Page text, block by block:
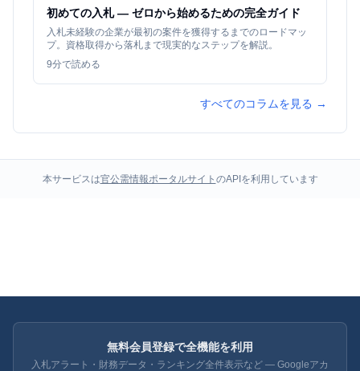
初めての入札 — ゼロから始めるための完全ガイド
入札未経験の企業が最初の案件を獲得するまでのロードマッ
プ。資格取得から落札まで現実的なステップを解説。
9分で読める
すべてのコラムを見る →
本サービスは官公需情報ポータルサイト のAPIを利用しています
無料会員登録で全機能を利用
入札アラート・財務データ・ランキング全件表示など — Googleアカ